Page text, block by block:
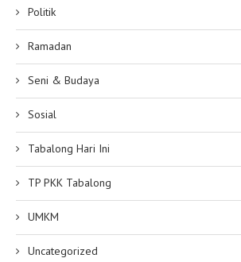
Politik
Ramadan
Seni & Budaya
Sosial
Tabalong Hari Ini
TP PKK Tabalong
UMKM
Uncategorized